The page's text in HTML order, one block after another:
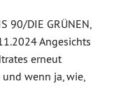
90/DIE GRÜNEN,
Angesichts
erneut
wenn ja, wie,